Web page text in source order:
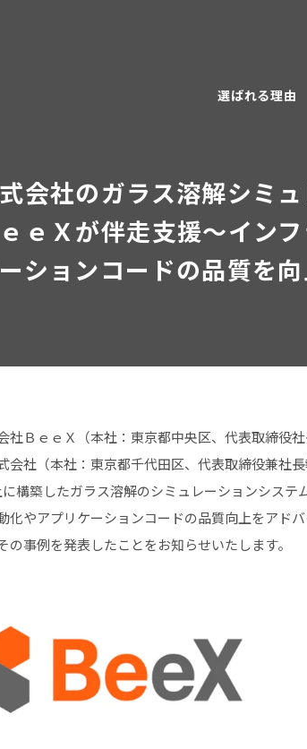
選ばれる理由
会社のガラス溶解シミ
ｅＸが伴走支援〜イン
ションコードの品質を
社ＢｅｅＸ（本社：東京都中央区、代表取締役
会社（本社：東京都千代田区、代表取締役兼社
に構築したガラス溶解のシミュレーションシステ
化やアプリケーションコードの品質向上をアド
の事例を発表したことをお知らせいたします。